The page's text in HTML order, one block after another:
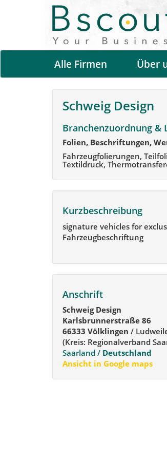
Alle Firmen Über
Schweig Design
Branchenzuordnung &
Folien, Beschriftungen,
Fahrzeugfolierungen,
Textildruck,
Kurzbeschreibung
signature vehicles for
Fahrzeugbeschriftung
Anschrift
Schweig Design
Karlsbrunnerstraße 86
66333 Völklingen /
(Kreis: Regionalverband
Saarland / Deutschland
Ansicht in Google maps